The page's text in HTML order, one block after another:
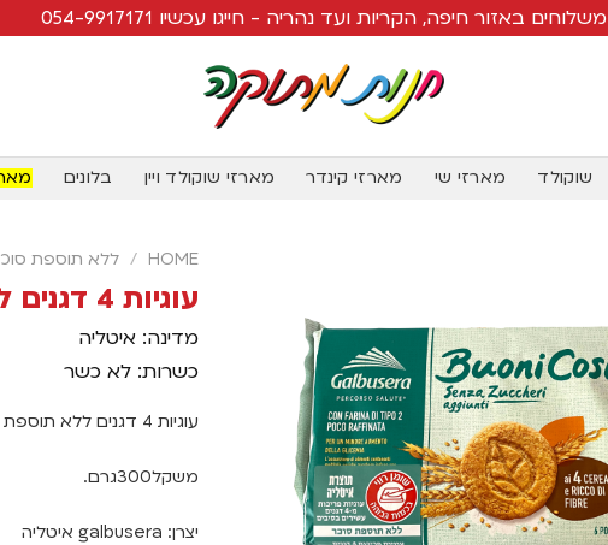
משלוחים באזור חיפה, הקריות ועד נהריה - חייגו עכשיו 054-9917171
שוקולד מארזי שי מארזי קינדר מארזי שוקולד ויין בלונים
HOME
/ ללא תוספת
עוגיות 4 דגנים ללא תוספת סוכר
מדינה: איטליה
כשרות: לא כשר
עוגיות 4 דגנים ללא תוספת סוכר.
משקל300גרם.
יצרן: galbusera איטליה